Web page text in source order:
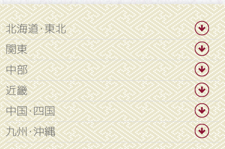
北海道・東北
関東
中部
近畿
中国・四国
九州・沖縄